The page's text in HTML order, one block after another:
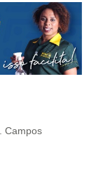
Campos